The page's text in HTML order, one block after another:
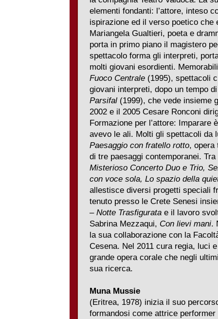
elementi fondanti: l’attore, inteso
ispirazione ed il verso poetico che
Mariangela Gualtieri, poeta e
porta in primo piano il magistero
spettacolo forma gli interpreti,
molti giovani esordienti.
Fuoco Centrale (1995), spettacoli
giovani interpreti, dopo un tempo
Parsifal (1999), che vede insieme
2002 e il 2005 Cesare Ronconi
Formazione per l’attore: Imparare
avevo le ali. Molti gli spettacoli da
Paesaggio con fratello rotto, opera
di tre paesaggi contemporanei.
Misterioso Concerto Duo e Trio,
con voce sola, Lo spazio della
allestisce diversi progetti speciali
tenuto presso le Crete Senesi
– Notte Trasfigurata e il lavoro
Sabrina Mezzaqui, Con lievi mani.
la sua collaborazione con la
Cesena. Nel 2011 cura regia, luci
grande opera corale che negli
sua ricerca.
Muna Mussie
(Eritrea, 1978) inizia il suo
formandosi come attrice